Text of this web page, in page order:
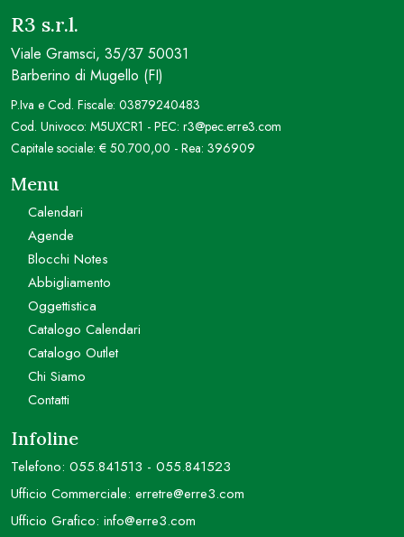
R3 s.r.l.
Viale Gramsci, 35/37 50031
Barberino di Mugello (FI)
P.Iva e Cod. Fiscale: 03879240483
Cod. Univoco: M5UXCR1 - PEC: r3@pec.erre3.com
Capitale sociale: € 50.700,00 - Rea: 396909
Menu
Calendari
Agende
Blocchi Notes
Abbigliamento
Oggettistica
Catalogo Calendari
Catalogo Outlet
Chi Siamo
Contatti
Infoline
Telefono: 055.841513 - 055.841523
Ufficio Commerciale: erretre@erre3.com
Ufficio Grafico: info@erre3.com